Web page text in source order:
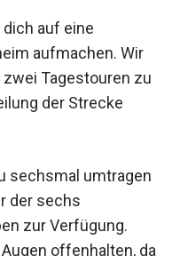
auf eine
aufmachen. Wir
Tagestouren zu
der Strecke
sechsmal umtragen
der sechs
zur Verfügung.
offenhalten, da